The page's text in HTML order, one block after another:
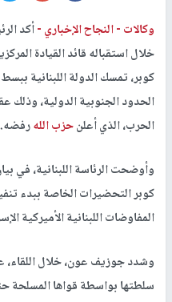
وكالات -النجاح الإخباري -أكد
خلال استقباله قائد القيادة
كوبر، تمسك الدولة اللبنانية
الحدود الجنوبية الدولية، وذلك
الحرب، الذي أعلنحزب اللهرفضه.
وأوضحت الرئاسة اللبنانية، في
كوبر التحضيرات الخاصة ببدء
المفاوضات اللبنانية الأميركية
وشدد جوزيف عون، خلال اللقاء،
سلطتها بواسطة قواها المسلحة